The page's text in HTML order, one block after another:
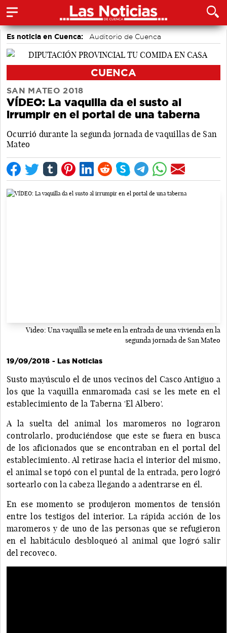
Es noticia en Cuenca: Auditorio de Cuenca
CUENCA
SAN MATEO 2018
VÍDEO: La vaquilla da el susto al
irrumpir en el portal de una taberna
Ocurrió durante la segunda jornada de vaquillas de San
Mateo
Video: Una vaquilla se mete en la entrada de una vivienda en la
segunda jornada de San Mateo
19/09/2018 - Las Noticias
Susto mayúsculo el de unos vecinos del Casco Antiguo a
los que la vaquilla enmaromada casi se les mete en el
establecimiento de la Taberna 'El Albero'.
A la suelta del animal los maromeros no lograron
controlarlo, produciéndose que este se fuera en busca
de los aficionados que se encontraban en el portal del
establecimiento. Al retirase hacia el interior del mismo,
el animal se topó con el puntal de la entrada, pero logró
sortearlo con la cabeza llegando a adentrarse en él.
En ese momento se produjeron momentos de tensión
entre los testigos del interior. La rápida acción de los
maromeros y de uno de las personas que se refugieron
en el habitáculo desbloqueó al animal que logró salir
del recoveco.